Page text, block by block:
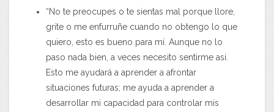
“No te preocupes o te sientas mal porque llore,
grite o me enfurruñe cuando no obtengo lo que
quiero, esto es bueno para mí. Aunque no lo
paso nada bien, a veces necesito sentirme así.
Esto me ayudará a aprender a afrontar
situaciones futuras; me ayuda a aprender a
desarrollar mi capacidad para controlar mis